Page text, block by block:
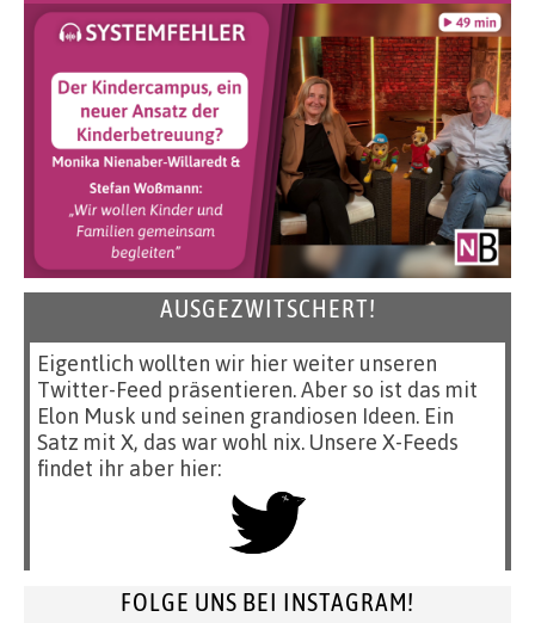
AUSGEZWITSCHERT!
Eigentlich wollten wir hier weiter unseren
Twitter-Feed präsentieren. Aber so ist das mit
Elon Musk und seinen grandiosen Ideen. Ein
Satz mit X, das war wohl nix. Unsere X-Feeds
findet ihr aber hier:
FOLGE UNS BEI INSTAGRAM!